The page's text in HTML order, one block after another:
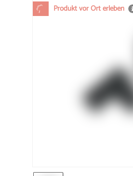
Produkt vor Ort erleben